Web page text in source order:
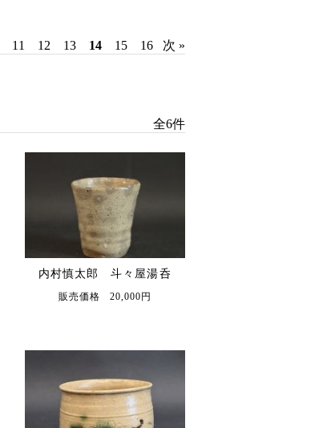
11 12 13 14 15 16 次 »
全6件
内村慎太郎 斗々屋湯呑
販売価格 20,000円